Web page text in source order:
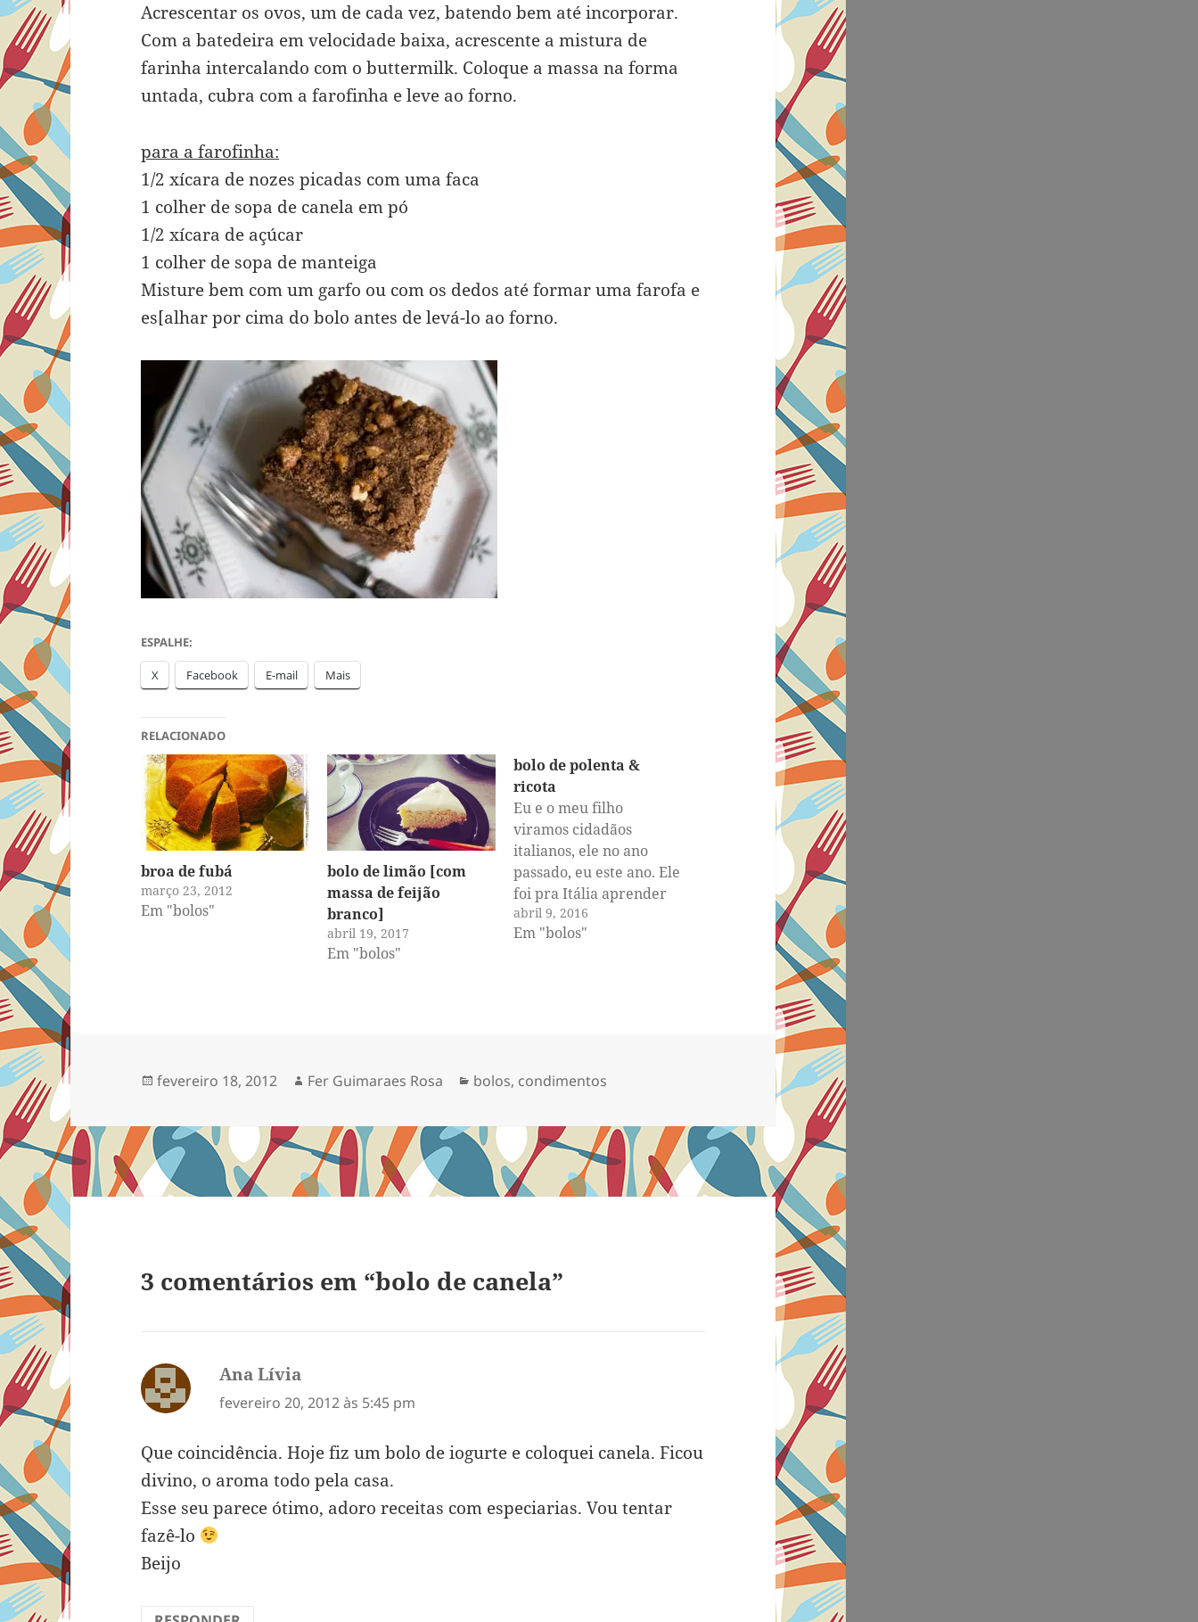
Acrescentar os ovos, um de cada vez, batendo bem até incorporar.
Com a batedeira em velocidade baixa, acrescente a mistura de
farinha intercalando com o buttermilk. Coloque a massa na forma
untada, cubra com a farofinha e leve ao forno.
para a farofinha:
1/2 xícara de nozes picadas com uma faca
1 colher de sopa de canela em pó
1/2 xícara de açúcar
1 colher de sopa de manteiga
Misture bem com um garfo ou com os dedos até formar uma farofa e
es[alhar por cima do bolo antes de levá-lo ao forno.
ESPALHE:
X Facebook E-mail Mais
RELACIONADO
broa de fubá
março 23, 2012
Em "bolos"
bolo de limão [com
massa de feijão
branco]
abril 19, 2017
Em "bolos"
bolo de polenta &
ricota
Eu e o meu filho
viramos cidadãos
italianos, ele no ano
passado, eu este ano. Ele
foi pra Itália aprender
italiano e eu estou
tentando aprender um
Agora…
abril 9, 2016
Em "bolos"
Publicado
fevereiro 18, 2012 Autor
Fer Guimaraes Rosa Categorias
bolos, condimentos
3 comentários em “bolo de canela”
Ana Lívia
fevereiro 20, 2012 às 5:45 pm
Que coincidência. Hoje fiz um bolo de iogurte e coloquei canela. Ficou
divino, o aroma todo pela casa.
Esse seu parece ótimo, adoro receitas com especiarias. Vou tentar
fazê-lo
Beijo